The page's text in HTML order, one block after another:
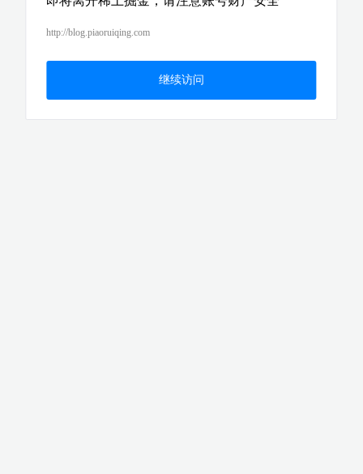
http://blog.piaoruiqing.com
继续访问